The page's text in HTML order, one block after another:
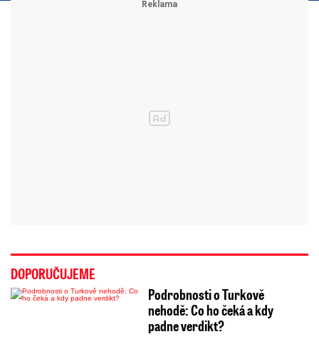
DOPORUČUJEME
Podrobnosti o Turkově
nehodě: Co ho čeká a kdy
padne verdikt?